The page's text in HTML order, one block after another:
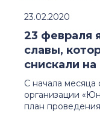
С начала месяца
организации
план
23 февраля
славы,
снискали
23.02.2020